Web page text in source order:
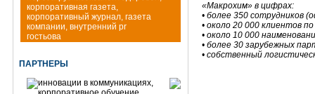
гостьова
ПАРТНЕРЫ
«Макрохим» в цифрах:
• более 350 сотрудников
• около 20 000 клиентов
• около 10 000
• более 30 зарубежных
• собственный